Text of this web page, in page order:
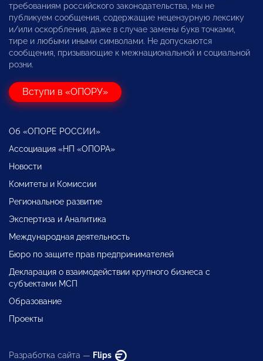
требованиям российского законодательства, мы не
публикуем сообщения, содержащие нецензурную лексику
и/или оскорбления, даже в случае замены букв точками,
тире и любыми иными символами. Не допускаются
сообщения, призывающие к межнациональной и социальной
розни.
Вступи в «ОПОРУ»
Об «ОПОРЕ РОССИИ»
Ассоциация «НП «ОПОРА»
Новости
Комитеты и Комиссии
Региональное развитие
Экспертиза и Аналитика
Международная деятельность
Бюро по защите прав предпринимателей
Декларация о взаимодействии крупного бизнеса с
субъектами МСП
Образование
Проекты
Разработка сайта — Flips